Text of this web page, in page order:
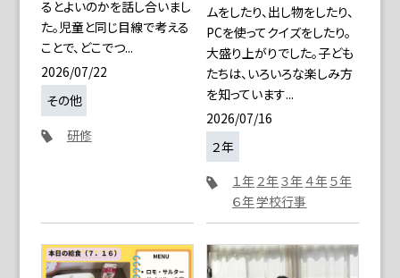
るとよいのかを話し合いまし
た。児童と同じ目線で考える
ことで、どこでつ...
2026/07/22
その他
研修
ムをしたり、出し物をしたり、
PCを使ってクイズをしたり。
大盛り上がりでした。子ども
たちは、いろいろな楽しみ方
を知っています...
2026/07/16
２年
１年２年３年４年５年
６年学校行事